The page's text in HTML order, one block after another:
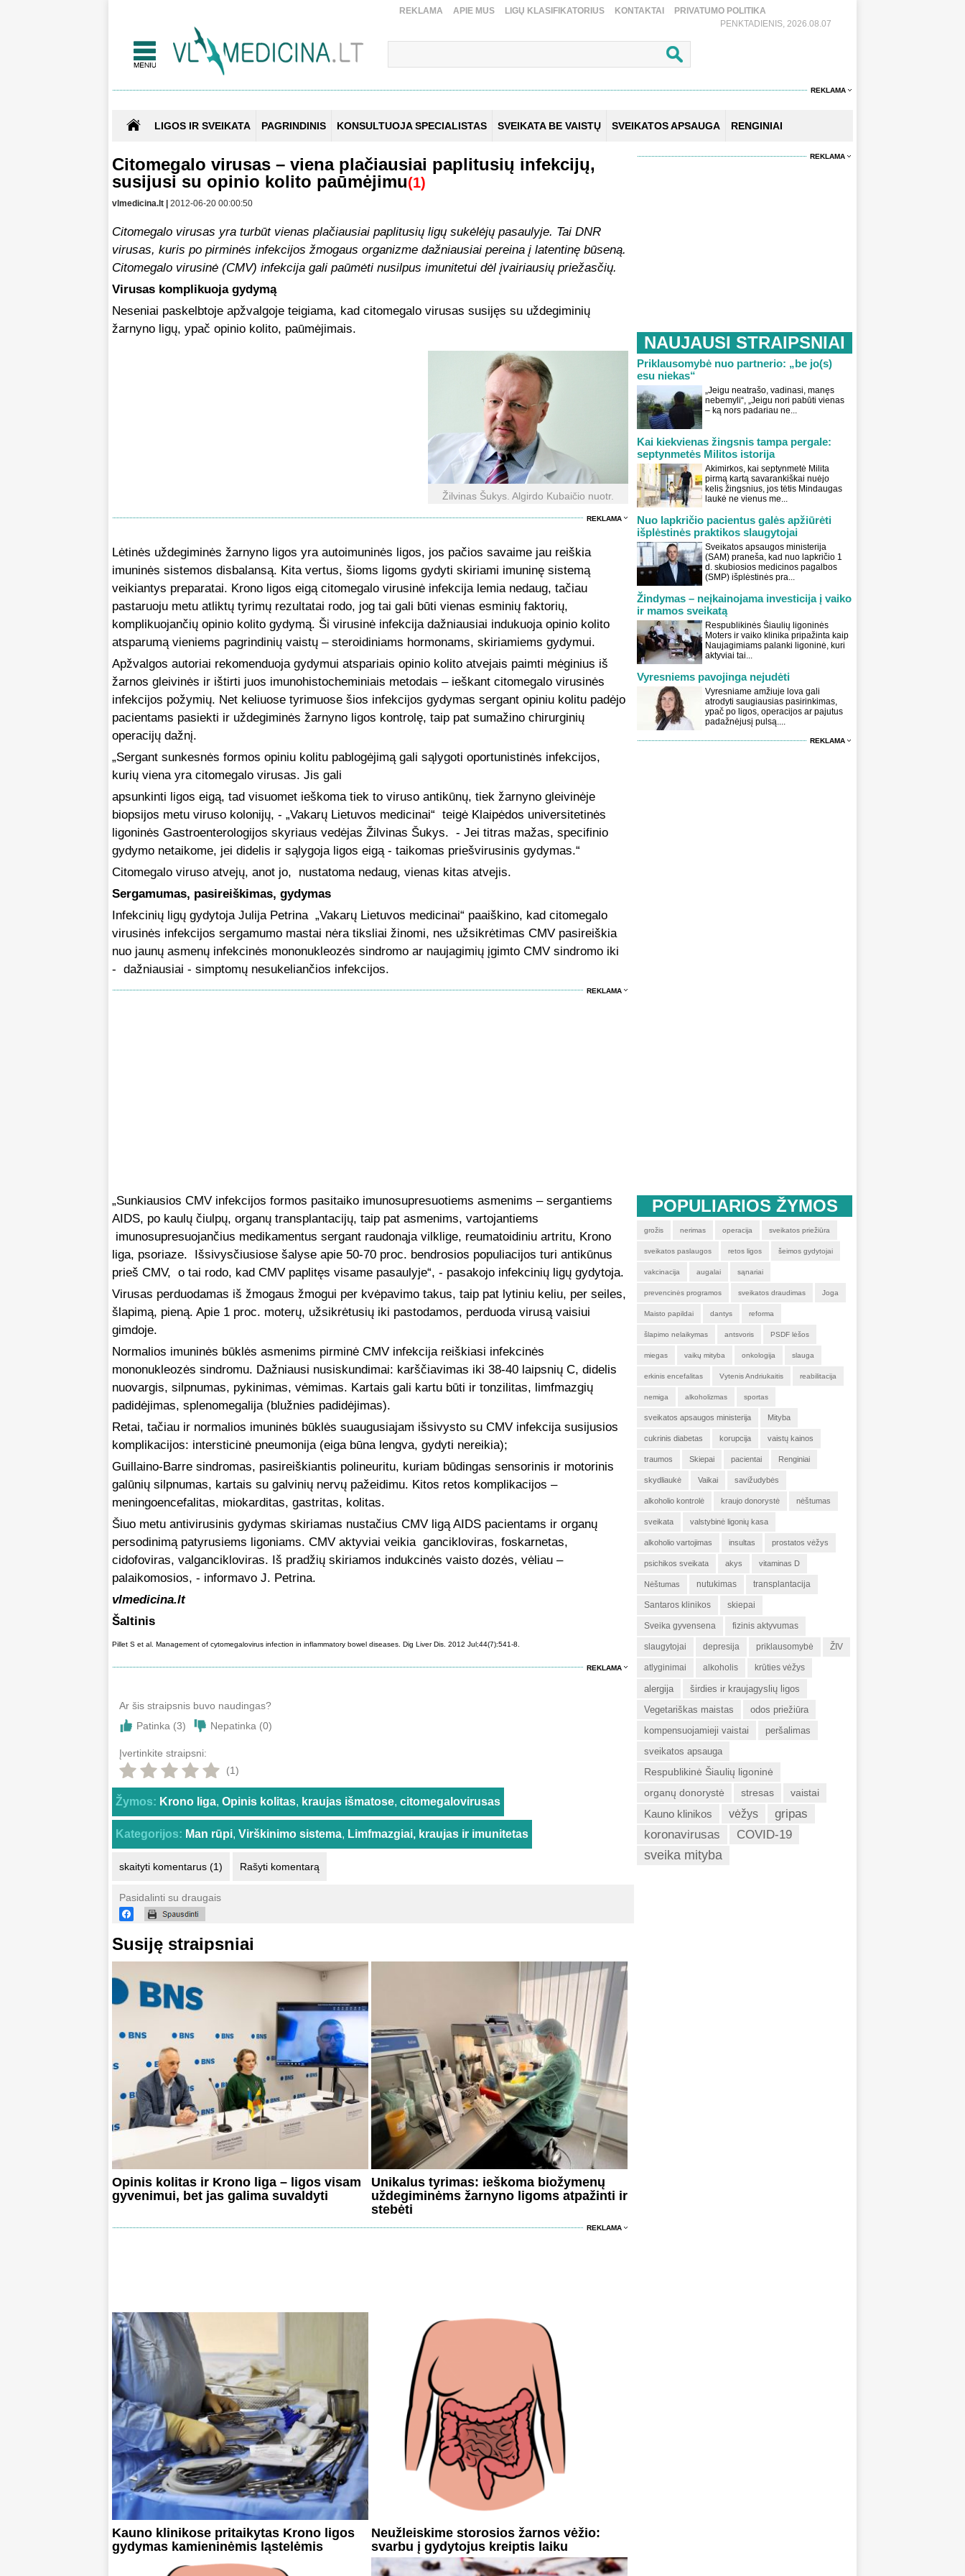
REKLAMA APIE MUS LIGŲ KLASIFIKATORIUS KONTAKTAI
PRIVATUMO POLITIKA
PENKTADIENIS, 2026.08.07
REKLAMA
LIGOS IR SVEIKATA PAGRINDINIS KONSULTUOJA SPECIALISTAS SVEIKATA BE VAISTŲ SVEIKATOS APSAUGA RENGINIAI
Citomegalo virusas – viena plačiausiai paplitusių infekcijų,
susijusi su opinio kolito paūmėjimu(1)
vlmedicina.lt | 2012-06-20 00:00:50
Citomegalo virusas yra turbūt vienas plačiausiai paplitusių ligų sukėlėjų pasaulyje. Tai DNR
virusas, kuris po pirminės infekcijos žmogaus organizme dažniausiai pereina į latentinę būseną.
Citomegalo virusinė (CMV) infekcija gali paūmėti nusilpus imunitetui dėl įvairiausių priežasčių.
Virusas komplikuoja gydymą
Neseniai paskelbtoje apžvalgoje teigiama, kad citomegalo virusas susijęs su uždegiminių
žarnyno ligų, ypač opinio kolito, paūmėjimais.
Žilvinas Šukys. Algirdo Kubaičio nuotr.
REKLAMA
Lėtinės uždegiminės žarnyno ligos yra autoimuninės ligos, jos pačios savaime jau reiškia
imuninės sistemos disbalansą. Kita vertus, šioms ligoms gydyti skiriami imuninę sistemą
veikiantys preparatai. Krono ligos eigą citomegalo virusinė infekcija lemia nedaug, tačiau
pastaruoju metu atliktų tyrimų rezultatai rodo, jog tai gali būti vienas esminių faktorių,
komplikuojančių opinio kolito gydymą. Ši virusinė infekcija dažniausiai indukuoja opinio kolito
atsparumą vieniems pagrindinių vaistų – steroidiniams hormonams, skiriamiems gydymui.
Apžvalgos autoriai rekomenduoja gydymui atspariais opinio kolito atvejais paimti mėginius iš
žarnos gleivinės ir ištirti juos imunohistocheminiais metodais – ieškant citomegalo virusinės
infekcijos požymių. Net keliuose tyrimuose šios infekcijos gydymas sergant opiniu kolitu padėjo
pacientams pasiekti ir uždegiminės žarnyno ligos kontrolę, taip pat sumažino chirurginių
operacijų dažnį.
„Sergant sunkesnės formos opiniu kolitu pablogėjimą gali sąlygoti oportunistinės infekcijos,
kurių viena yra citomegalo virusas. Jis gali
apsunkinti ligos eigą, tad visuomet ieškoma tiek to viruso antikūnų, tiek žarnyno gleivinėje
biopsijos metu viruso kolonijų, - „Vakarų Lietuvos medicinai“ teigė Klaipėdos universitetinės
ligoninės Gastroenterologijos skyriaus vedėjas Žilvinas Šukys. - Jei titras mažas, specifinio
gydymo netaikome, jei didelis ir sąlygoja ligos eigą - taikomas priešvirusinis gydymas.“
Citomegalo viruso atvejų, anot jo, nustatoma nedaug, vienas kitas atvejis.
Sergamumas, pasireiškimas, gydymas
Infekcinių ligų gydytoja Julija Petrina „Vakarų Lietuvos medicinai“ paaiškino, kad citomegalo
virusinės infekcijos sergamumo mastai nėra tiksliai žinomi, nes užsikrėtimas CMV pasireiškia
nuo jaunų asmenų infekcinės mononukleozės sindromo ar naujagimių įgimto CMV sindromo iki
- dažniausiai - simptomų nesukeliančios infekcijos.
REKLAMA
„Sunkiausios CMV infekcijos formos pasitaiko imunosupresuotiems asmenims – sergantiems
AIDS, po kaulų čiulpų, organų transplantacijų, taip pat asmenims, vartojantiems
imunosupresuojančius medikamentus sergant raudonąja vilklige, reumatoidiniu artritu, Krono
liga, psoriaze. Išsivysčiusiose šalyse apie 50-70 proc. bendrosios populiacijos turi antikūnus
prieš CMV, o tai rodo, kad CMV paplitęs visame pasaulyje“, - pasakojo infekcinių ligų gydytoja.
Virusas perduodamas iš žmogaus žmogui per kvėpavimo takus, taip pat lytiniu keliu, per seiles,
šlapimą, pieną. Apie 1 proc. moterų, užsikrėtusių iki pastodamos, perduoda virusą vaisiui
gimdoje.
Normalios imuninės būklės asmenims pirminė CMV infekcija reiškiasi infekcinės
mononukleozės sindromu. Dažniausi nusiskundimai: karščiavimas iki 38-40 laipsnių C, didelis
nuovargis, silpnumas, pykinimas, vėmimas. Kartais gali kartu būti ir tonzilitas, limfmazgių
padidėjimas, splenomegalija (blužnies padidėjimas).
Retai, tačiau ir normalios imuninės būklės suaugusiajam išsivysto su CMV infekcija susijusios
komplikacijos: intersticinė pneumonija (eiga būna lengva, gydyti nereikia);
Guillaino-Barre sindromas, pasireiškiantis polineuritu, kuriam būdingas sensorinis ir motorinis
galūnių silpnumas, kartais su galvinių nervų pažeidimu. Kitos retos komplikacijos –
meningoencefalitas, miokarditas, gastritas, kolitas.
Šiuo metu antivirusinis gydymas skiriamas nustačius CMV ligą AIDS pacientams ir organų
persodinimą patyrusiems ligoniams. CMV aktyviai veikia gancikloviras, foskarnetas,
cidofoviras, valgancikloviras. Iš pradžių skiriamos indukcinės vaisto dozės, vėliau –
palaikomosios, - informavo J. Petrina.
vlmedicina.lt
Šaltinis
Pillet S et al. Management of cytomegalovirus infection in inflammatory bowel diseases. Dig Liver Dis. 2012 Jul;44(7):541-8.
REKLAMA
Ar šis straipsnis buvo naudingas?
Patinka (3) Nepatinka (0)
Įvertinkite straipsni:
(1)
Žymos: Krono liga, Opinis kolitas, kraujas išmatose, citomegalovirusas
Kategorijos: Man rūpi, Virškinimo sistema, Limfmazgiai, kraujas ir imunitetas
skaityti komentarus (1) Rašyti komentarą
Pasidalinti su draugais
Susiję straipsniai
Opinis kolitas ir Krono liga – ligos visam
gyvenimui, bet jas galima suvaldyti
Unikalus tyrimas: ieškoma biožymenų
uždegiminėms žarnyno ligoms atpažinti ir
stebėti
REKLAMA
Kauno klinikose pritaikytas Krono ligos
gydymas kamieninėmis ląstelėmis
Neužleiskime storosios žarnos vėžio:
svarbu į gydytojus kreiptis laiku
REKLAMA
NAUJAUSI STRAIPSNIAI
Priklausomybė nuo partnerio: „be jo(s)
esu niekas“
„Jeigu neatrašo, vadinasi, manęs
nebemyli“, „Jeigu nori pabūti vienas
– ką nors padariau ne...
Kai kiekvienas žingsnis tampa pergale:
septynmetės Militos istorija
Akimirkos, kai septynmetė Milita
pirmą kartą savarankiškai nuėjo
kelis žingsnius, jos tėtis Mindaugas
laukė ne vienus me...
Nuo lapkričio pacientus galės apžiūrėti
išplėstinės praktikos slaugytojai
Sveikatos apsaugos ministerija
(SAM) praneša, kad nuo lapkričio 1
d. skubiosios medicinos pagalbos
(SMP) išplėstinės pra...
Žindymas – neįkainojama investicija į vaiko
ir mamos sveikatą
Respublikinės Šiaulių ligoninės
Moters ir vaiko klinika pripažinta kaip
Naujagimiams palanki ligoninė, kuri
aktyviai tai...
Vyresniems pavojinga nejudėti
Vyresniame amžiuje lova gali
atrodyti saugiausias pasirinkimas,
ypač po ligos, operacijos ar pajutus
padažnėjusį pulsą....
REKLAMA
POPULIARIOS ŽYMOS
grožis nerimas operacija sveikatos priežiūra
sveikatos paslaugos retos ligos šeimos gydytojai
vakcinacija augalai sąnariai
prevencinės programos sveikatos draudimas Joga
Maisto papildai dantys reforma
šlapimo nelaikymas antsvoris PSDF lėšos
miegas vaikų mityba onkologija slauga
erkinis encefalitas Vytenis Andriukaitis reabilitacija
nemiga alkoholizmas sportas
sveikatos apsaugos ministerija Mityba
cukrinis diabetas korupcija vaistų kainos
traumos Skiepai pacientai Renginiai
skydliaukė Vaikai savižudybės
alkoholio kontrolė kraujo donorystė nėštumas
sveikata valstybinė ligonių kasa
alkoholio vartojimas insultas prostatos vėžys
psichikos sveikata akys vitaminas D
Nėštumas nutukimas transplantacija
Santaros klinikos skiepai
Sveika gyvensena fizinis aktyvumas
slaugytojai depresija priklausomybė ŽIV
atlyginimai alkoholis krūties vėžys
alergija
širdies ir kraujagyslių ligos
Vegetariškas maistas
odos priežiūra
kompensuojamieji vaistai
peršalimas
sveikatos apsauga
Respublikinė Šiaulių ligoninė
organų donorystė
stresas vaistai
Kauno klinikos vėžys
gripas
koronavirusas
COVID-19
sveika mityba